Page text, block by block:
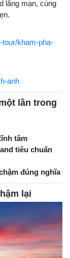
lãng mạn, cùng
tour/kham-pha-
anh
lần trong
tâm
tiêu chuẩn
đúng nghĩa
lại